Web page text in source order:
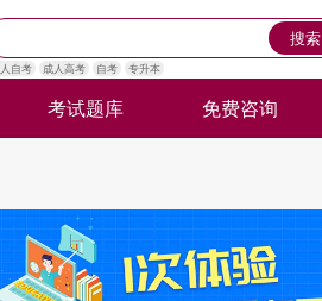
搜索
自考 成人高考 自考 专升本
考试题库 免费咨询